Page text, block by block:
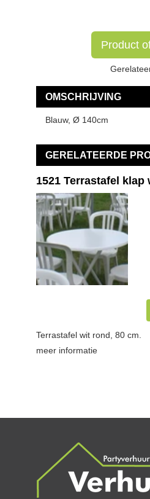
Product
OMSCHRIJVING
Blauw, Ø 140cm
GERELATEERDE
1521 Terrastafel klap
Terrastafel wit rond, 80 cm.
meer informatie